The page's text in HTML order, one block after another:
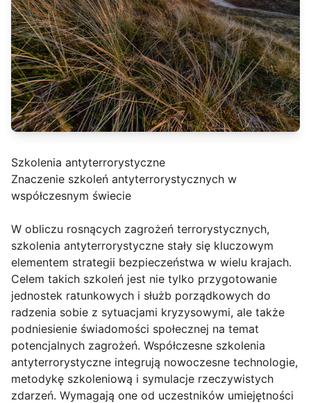
Szkolenia antyterrorystyczne
Znaczenie szkoleń antyterrorystycznych w
współczesnym świecie
W obliczu rosnących zagrożeń terrorystycznych,
szkolenia antyterrorystyczne stały się kluczowym
elementem strategii bezpieczeństwa w wielu krajach.
Celem takich szkoleń jest nie tylko przygotowanie
jednostek ratunkowych i służb porządkowych do
radzenia sobie z sytuacjami kryzysowymi, ale także
podniesienie świadomości społecznej na temat
potencjalnych zagrożeń. Współczesne szkolenia
antyterrorystyczne integrują nowoczesne technologie,
metodykę szkoleniową i symulacje rzeczywistych
zdarzeń. Wymagają one od uczestników umiejętności